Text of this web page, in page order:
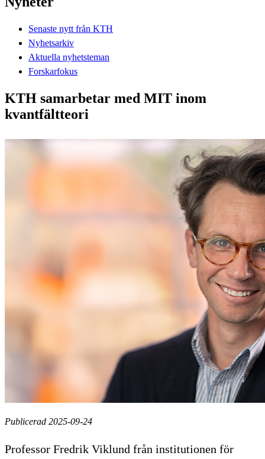
Senaste nytt från KTH
Nyhetsarkiv
Aktuella nyhetsteman
Forskarfokus
KTH samarbetar med MIT inom
kvantfältteori
Publicerad 2025-09-24
Professor Fredrik Viklund från institutionen för